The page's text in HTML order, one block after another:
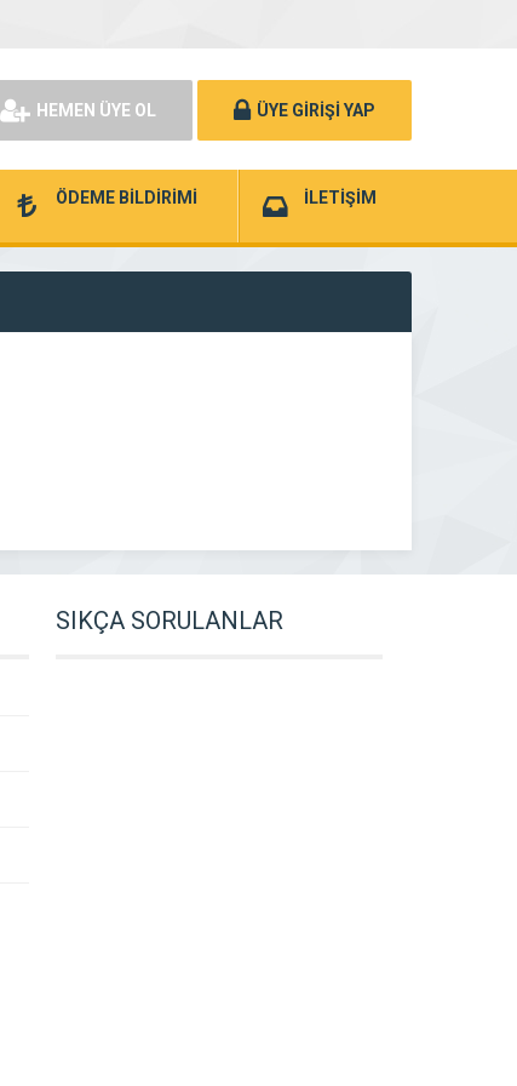
HEMEN ÜYE OL ÜYE GİRİŞİ YAP
ÖDEME BİLDİRİMİ İLETİŞİM
SIKÇA SORULANLAR